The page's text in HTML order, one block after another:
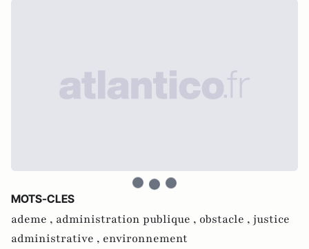
MOTS-CLES
ademe , administration publique , obstacle , justice
administrative , environnement